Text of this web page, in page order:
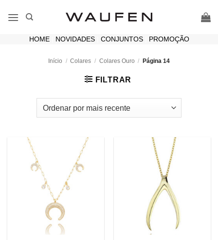
HOME| NOVIDADES| CONJUNTOS| PROMOÇÃO
Início / Colares / Colares Ouro / Página 14
FILTRAR